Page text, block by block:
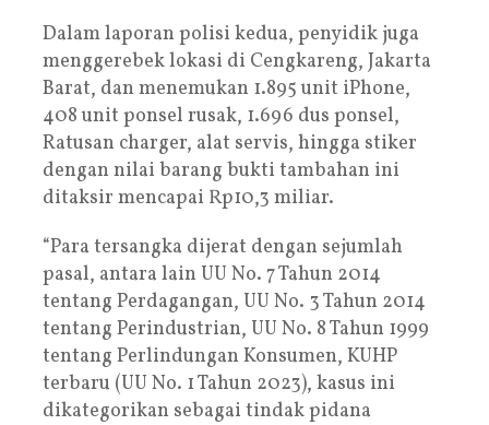
Dalam laporan polisi kedua, penyidik juga
menggerebek lokasi di Cengkareng, Jakarta
Barat, dan menemukan 1.895 unit iPhone,
408 unit ponsel rusak, 1.696 dus ponsel,
Ratusan charger, alat servis, hingga stiker
dengan nilai barang bukti tambahan ini
ditaksir mencapai Rp10,3 miliar.
“Para tersangka dijerat dengan sejumlah
pasal, antara lain UU No. 7 Tahun 2014
tentang Perdagangan, UU No. 3 Tahun 2014
tentang Perindustrian, UU No. 8 Tahun 1999
tentang Perlindungan Konsumen, KUHP
terbaru (UU No. 1 Tahun 2023), kasus ini
dikategorikan sebagai tindak pidana